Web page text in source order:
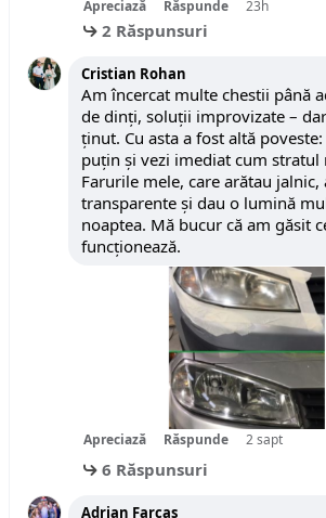
Apreciază Răspunde 23h
2 Răspunsuri
Cristian Rohan
Am încercat multe chestii până
de dinți, soluții improvizate –
ținut. Cu asta a fost altă
puțin și vezi imediat cum stratul
Farurile mele, care arătau jalnic,
transparente și dau o lumină
noaptea. Mă bucur că am găsit
funcționează.
Apreciază Răspunde 2 sapt
6 Răspunsuri
Adrian Farcas